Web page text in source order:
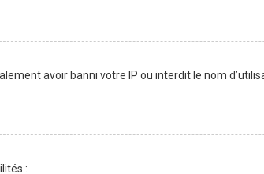
avoir banni votre IP ou interdit le nom
: